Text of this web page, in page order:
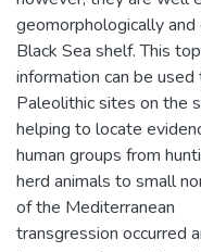
geomorphologically
Black Sea shelf. This
information can be
Paleolithic sites on the
helping to locate
human groups from
herd animals to small
of the Mediterranean
transgression occurred